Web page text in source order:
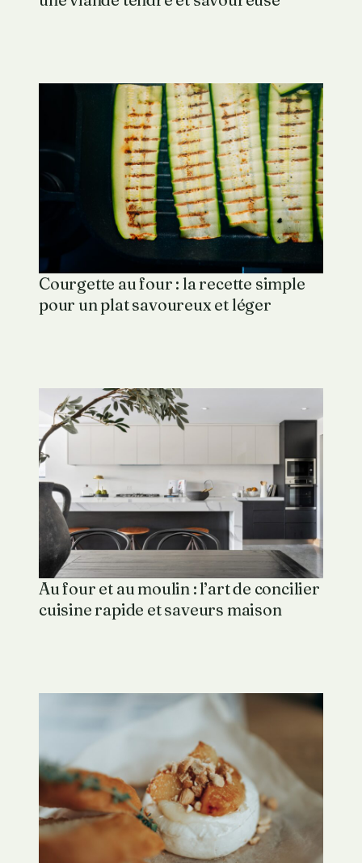
Courgette au four : la recette simple
pour un plat savoureux et léger
Au four et au moulin : l’art de concilier
cuisine rapide et saveurs maison